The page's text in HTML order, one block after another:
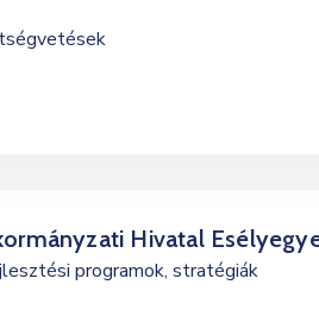
Hivatal
programok, stratégiák